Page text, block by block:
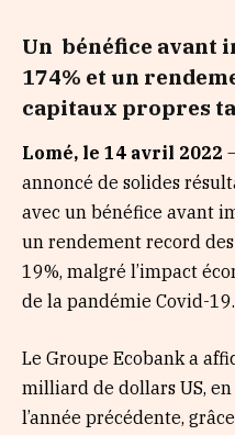
Un bénéfice avant
174% et un
capitaux propres
Lomé, le 14 avril 2022
annoncé de solides
avec un bénéfice avant
un rendement record
19%, malgré l’impact
de la pandémie Covid-19.
Le Groupe Ecobank a
milliard de dollars US,
l’année précédente,